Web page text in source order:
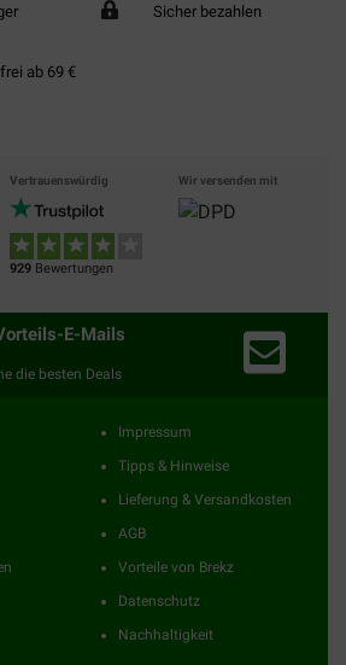
Sicher bezahlen
ab 69 €
Vertrauenswürdig
929 Bewertungen
Wir versenden mit
E-Mails
die besten Deals
Impressum
Tipps & Hinweise
Lieferung & Versandkosten
AGB
Vorteile von Brekz
Datenschutz
Nachhaltigkeit